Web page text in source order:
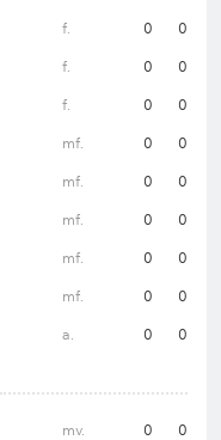
f. 0 0
f. 0 0
f. 0 0
mf. 0 0
mf. 0 0
mf. 0 0
mf. 0 0
mf. 0 0
a. 0 0
mv. 0 0